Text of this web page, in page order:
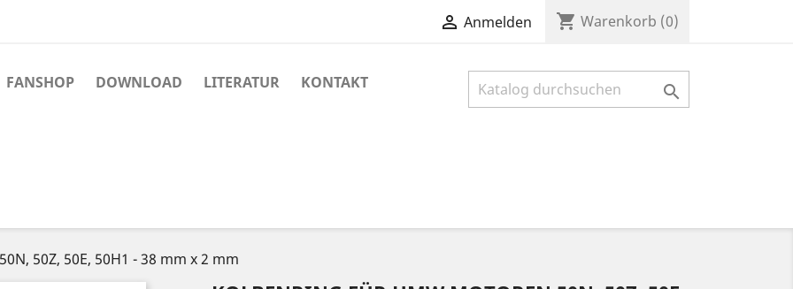
 Anmelden shopping_cart Warenkorb (0)
FANSHOP DOWNLOAD LITERATUR KONTAKT 
50Z, 50E, 50H1 - 38 mm x 2 mm